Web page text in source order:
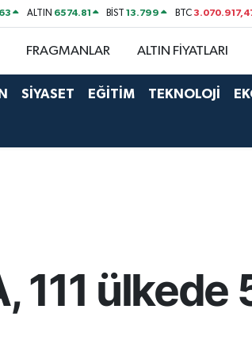
ALTIN 6574.81 BİST13.799 BTC
FRAGMANLAR ALTIN FİYATLARI
SİYASET EĞİTİM TEKNOLOJİ
111